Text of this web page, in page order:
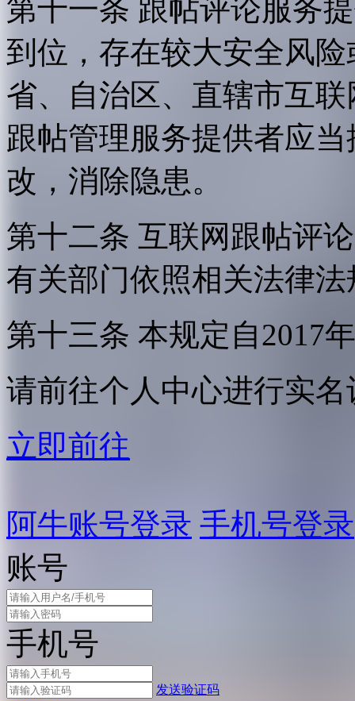
第十一条 跟帖评论服务
到位，存在较大安全风
省、自治区、直辖市互
跟帖管理服务提供者应
改，消除隐患。
第十二条 互联网跟帖评
有关部门依照相关法律
第十三条 本规定自2017
请前往个人中心进行实名
立即前往
阿牛账号登录 手机号登录
账号
手机号
发送验证码